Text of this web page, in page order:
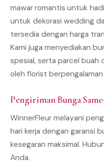
mawar romantis untuk
untuk dekorasi wedding
tersedia dengan harga
Kami juga menyediakan
spesial, serta parcel buah
oleh florist
Pengiriman Bunga
WinnerFleur melayani
hari kerja dengan garansi
kesegaran maksimal.
Anda.